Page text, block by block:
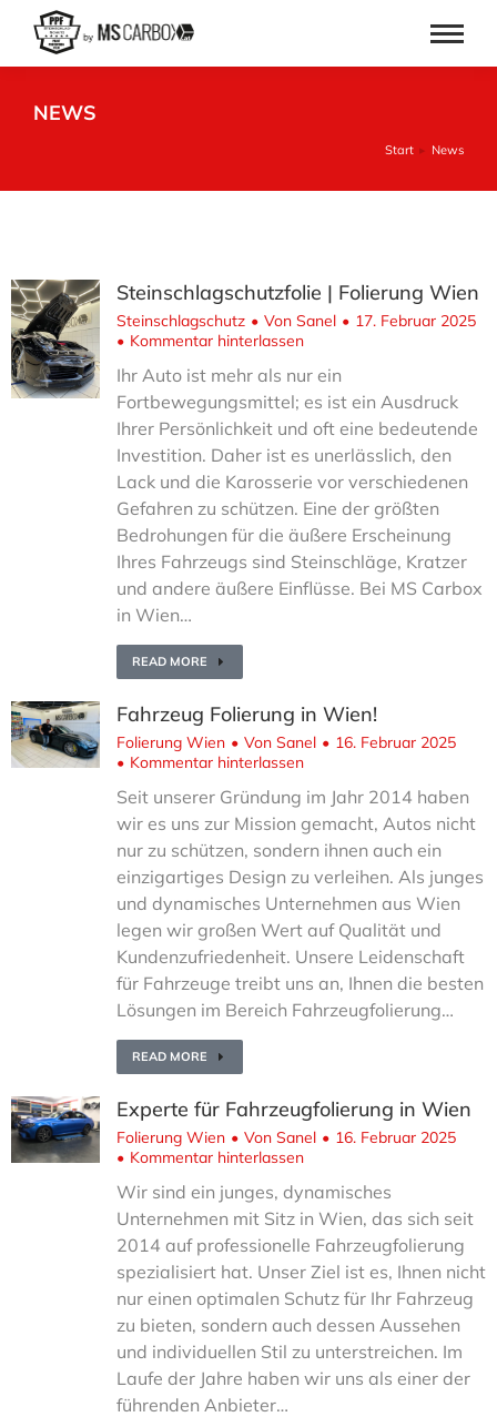
NEWS
Start News
Steinschlagschutzfolie | Folierung Wien
Steinschlagschutz Von Sanel
17. Februar 2025
Kommentar hinterlassen
Ihr Auto ist mehr als nur ein
Fortbewegungsmittel; es ist ein Ausdruck
Ihrer Persönlichkeit und oft eine bedeutende
Investition. Daher ist es unerlässlich, den
Lack und die Karosserie vor verschiedenen
Gefahren zu schützen. Eine der größten
Bedrohungen für die äußere Erscheinung
Ihres Fahrzeugs sind Steinschläge, Kratzer
und andere äußere Einflüsse. Bei MS Carbox
in Wien…
READ MORE
Fahrzeug Folierung in Wien!
Folierung Wien Von Sanel
16. Februar 2025
Kommentar hinterlassen
Seit unserer Gründung im Jahr 2014 haben
wir es uns zur Mission gemacht, Autos nicht
nur zu schützen, sondern ihnen auch ein
einzigartiges Design zu verleihen. Als junges
und dynamisches Unternehmen aus Wien
legen wir großen Wert auf Qualität und
Kundenzufriedenheit. Unsere Leidenschaft
für Fahrzeuge treibt uns an, Ihnen die besten
Lösungen im Bereich Fahrzeugfolierung…
READ MORE
Experte für Fahrzeugfolierung in Wien
Folierung Wien Von Sanel
16. Februar 2025
Kommentar hinterlassen
Wir sind ein junges, dynamisches
Unternehmen mit Sitz in Wien, das sich seit
2014 auf professionelle Fahrzeugfolierung
spezialisiert hat. Unser Ziel ist es, Ihnen nicht
nur einen optimalen Schutz für Ihr Fahrzeug
zu bieten, sondern auch dessen Aussehen
und individuellen Stil zu unterstreichen. Im
Laufe der Jahre haben wir uns als einer der
führenden Anbieter…